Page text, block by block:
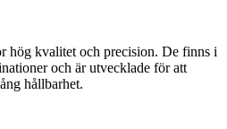
hög kvalitet och precision. De finns i
och är utvecklade för att
hållbarhet.